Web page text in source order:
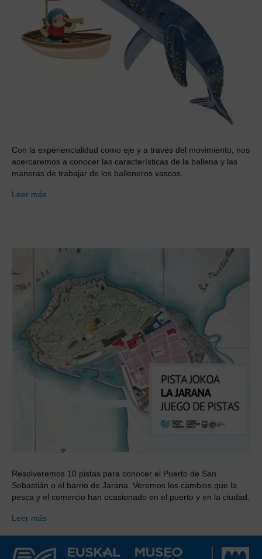
Con la experiencialidad como eje y a través del movimiento, nos
acercaremos a conocer las características de la ballena y las
maneras de trabajar de los balleneros vascos.
Leer más
Resolveremos 10 pistas para conocer el Puerto de San
Sebastián o el barrio de Jarana. Veremos los cambios que la
pesca y el comercio han ocasionado en el puerto y en la ciudad.
Leer más